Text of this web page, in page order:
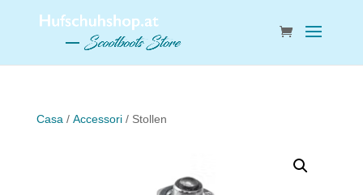
Casa / Accessori/ Stollen